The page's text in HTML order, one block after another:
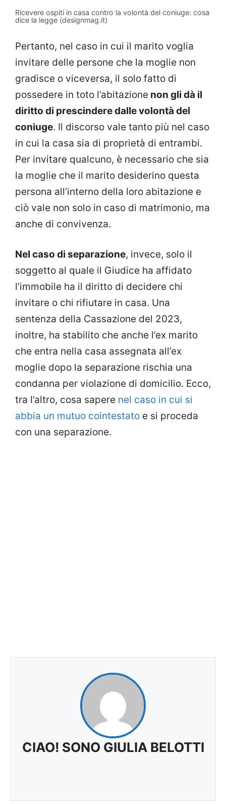
Ricevere ospiti in casa contro la volontà del coniuge: cosa
dice la legge (designmag.it)
Pertanto, nel caso in cui il marito voglia
invitare delle persone che la moglie non
gradisce o viceversa, il solo fatto di
possedere in toto l’abitazione non gli dà il
diritto di prescindere dalle volontà del
coniuge. Il discorso vale tanto più nel caso
in cui la casa sia di proprietà di entrambi.
Per invitare qualcuno, è necessario che sia
la moglie che il marito desiderino questa
persona all’interno della loro abitazione e
ciò vale non solo in caso di matrimonio, ma
anche di convivenza.
Nel caso di separazione, invece, solo il
soggetto al quale il Giudice ha affidato
l’immobile ha il diritto di decidere chi
invitare o chi rifiutare in casa. Una
sentenza della Cassazione del 2023,
inoltre, ha stabilito che anche l’ex marito
che entra nella casa assegnata all’ex
moglie dopo la separazione rischia una
condanna per violazione di domicilio. Ecco,
tra l’altro, cosa sapere nel caso in cui si
abbia un mutuo cointestato e si proceda
con una separazione.
CIAO! SONO GIULIA BELOTTI